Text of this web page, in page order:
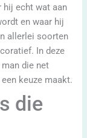
hij echt wat aan
en waar hij
allerlei soorten
In deze
die net
keuze maakt.
die